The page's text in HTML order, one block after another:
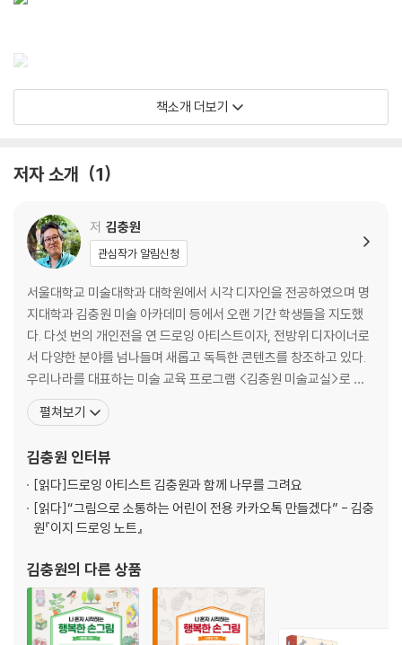
우리나라를 대표하는 미술 선생님인 김충원 선생님은 서울대학교와 서울
넘는 미술과 창의력에 대한 책을 펴낸 작가이자 화가이고, 다양한 문화 콘
다양한 분야의 실험적이고 창의적인 일들을 하였습니다. 지은 책으로는
《똑똑한 오리기 놀이책》, 《똑똑한 그리기 놀이책》을 비롯하여 <김충원 미
술교실>, <어린이 스케치 노트>, <스케치 쉽게 하기>, <5분 스케치>, <
니다.
똑똑한 스케치 놀이책
똑똑한 그리기 놀이책
똑똑한 오리기 놀이책
책소개 더보기
저자 소개 1
저 김충원
관심작가 알림신청
서울대학교 미술대학과 대학원에서 시각 디자인을 전공하였으며 명
지대학과 김충원 미술 아카데미 등에서 오랜 기간 학생들을 지도했
다. 다섯 번의 개인전을 연 드로잉 아티스트이자, 전방위 디자이너로
서 다양한 분야를 넘나들며 새롭고 독특한 콘텐츠를 창조하고 있다.
우리나라를 대표하는 미술 교육 프로그램 <김충원 미술교실>로 미
술 교육의 새로운 방향을 제시하였고, <스케치 쉽게 하기> 시리즈로
많은 팬을 보유하고 있다. 《나 혼자 시작하는 행복한 손그림-드로잉
트> 시리즈 등 250권이 넘는 미술 교육과 창의력 개발을
펼쳐보기
김충원 인터뷰
[읽다]드로잉 아티스트 김충원과 함께 나무를 그려요
[읽다]“그림으로 소통하는 어린이 전용 카카오톡 만들겠다” - 김충
원『이지 드로잉 노트』
김충원의 다른 상품